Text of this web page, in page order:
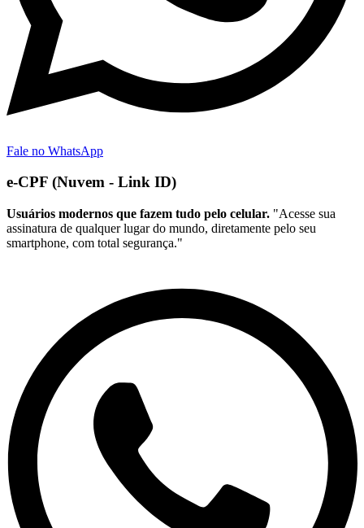
Fale no WhatsApp
e-CPF (Nuvem - Link ID)
Usuários modernos que fazem tudo pelo celular. "Acesse sua
assinatura de qualquer lugar do mundo, diretamente pelo seu
smartphone, com total segurança."